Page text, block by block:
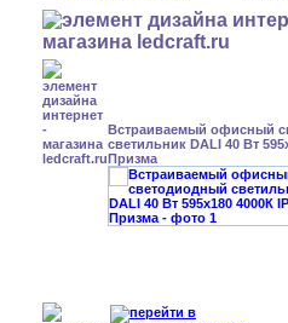
Встраиваемый офисный
светильник DALI 40 Вт
Призма